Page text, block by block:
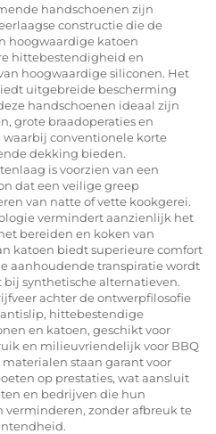
handschoenen zijn
constructie die de
hoogwaardige katoen
hittebestendigheid en
hoogwaardige siliconen. Het
uitgebreide bescherming
handschoenen ideaal zijn
grote braadoperaties en
waarbij conventionele korte
dekking bieden.
is voorzien van een
dat een veilige greep
van natte of vette kookgerei.
vermindert aanzienlijk het
bereiden en koken van
katoen biedt superieure comfort
aanhoudende transpiratie wordt
synthetische alternatieven.
achter de ontwerpfilosofie
hittebestendige
en katoen, geschikt voor
en milieuvriendelijk voor BBQ
staan garant voor
op prestaties, wat aansluit
en bedrijven die hun
verminderen, zonder afbreuk te